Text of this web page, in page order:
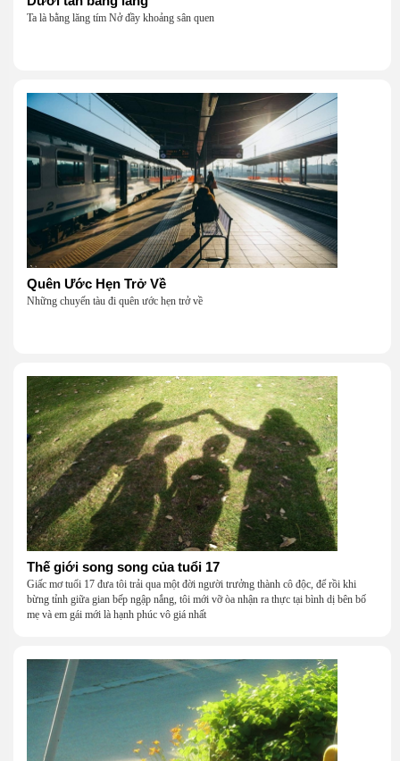
Ta là bằng lăng tím Nở đầy khoảng sân quen
Quên Ước Hẹn Trở Về
Những chuyến tàu đi quên ước hẹn trở về
Thế giới song song của tuổi 17
Giấc mơ tuổi 17 đưa tôi trải qua một đời người trưởng thành cô độc, để rồi khi
bừng tỉnh giữa gian bếp ngập nắng, tôi mới vỡ òa nhận ra thực tại bình dị bên bố
mẹ và em gái mới là hạnh phúc vô giá nhất